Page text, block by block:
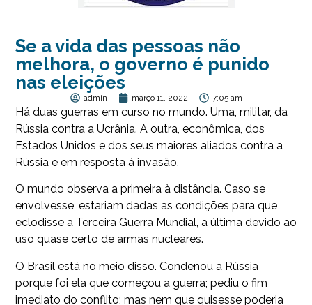
Se a vida das pessoas não
melhora, o governo é punido
nas eleições
admin março 11, 2022 7:05 am
Há duas guerras em curso no mundo. Uma, militar, da
Rússia contra a Ucrânia. A outra, econômica, dos
Estados Unidos e dos seus maiores aliados contra a
Rússia e em resposta à invasão.
O mundo observa a primeira à distância. Caso se
envolvesse, estariam dadas as condições para que
eclodisse a Terceira Guerra Mundial, a última devido ao
uso quase certo de armas nucleares.
O Brasil está no meio disso. Condenou a Rússia
porque foi ela que começou a guerra; pediu o fim
imediato do conflito; mas nem que quisesse poderia